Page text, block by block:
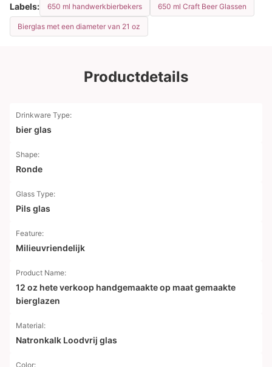
Labels: 650 ml handwerkbierbekers 650 ml Craft Beer Glassen
Bierglas met een diameter van 21 oz
Productdetails
Drinkware Type:
bier glas
Shape:
Ronde
Glass Type:
Pils glas
Feature:
Milieuvriendelijk
Product Name:
12 oz hete verkoop handgemaakte op maat gemaakte
bierglazen
Material:
Natronkalk Loodvrij glas
Color: